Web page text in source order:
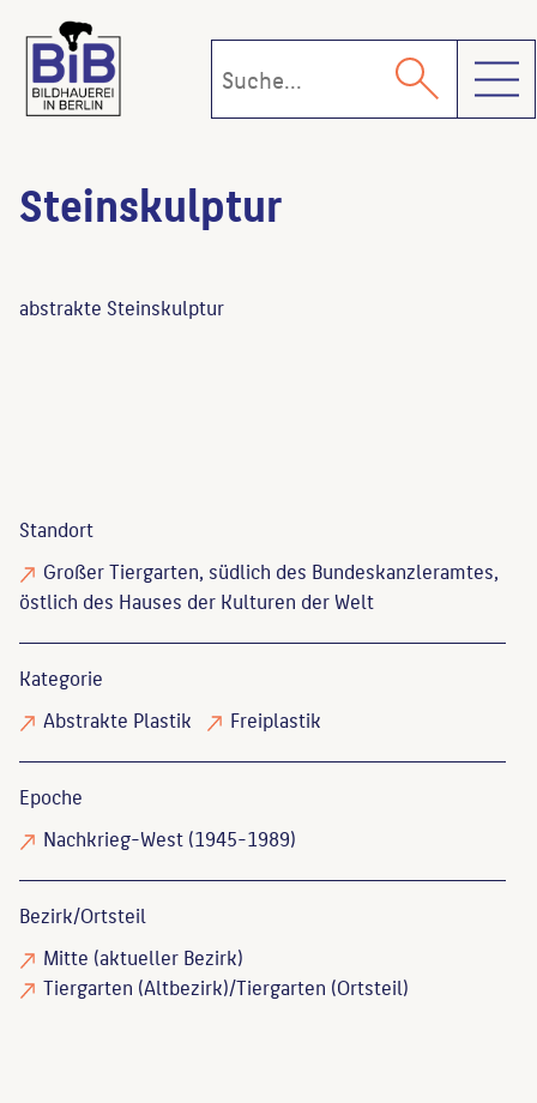
Steinskulptur
abstrakte Steinskulptur
Standort
Großer Tiergarten, südlich des Bundeskanzleramtes,
östlich des Hauses der Kulturen der Welt
Kategorie
Abstrakte Plastik
Freiplastik
Epoche
Nachkrieg-West (1945-1989)
Bezirk/Ortsteil
Mitte (aktueller Bezirk)
Tiergarten (Altbezirk)/Tiergarten (Ortsteil)